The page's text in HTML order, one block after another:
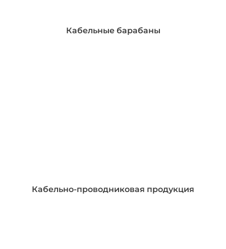
Кабельные барабаны
Кабельно-проводниковая продукция